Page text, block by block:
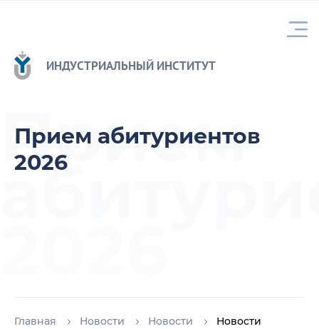
ИНДУСТРИАЛЬНЫЙ ИНСТИТУТ
Прием абитуриентов
2026
Главная Новости Новости Новости
Прием